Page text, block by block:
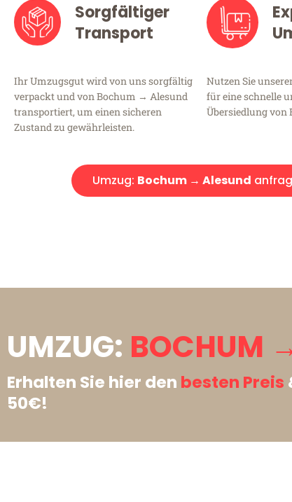
Sorgfältiger
Transport
Ihr Umzugsgut wird von uns sorgfältig
verpackt und von Bochum → Alesund
transportiert, um einen sicheren
Zustand zu gewährleisten.
Nutzen Sie
für eine schnelle
Übersiedlung von
Umzug: Bochum → Alesund
UMZUG: BOCHUM
Erhalten Sie hier den besten Preis
50€!